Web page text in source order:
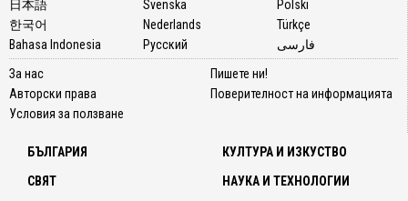
日本語
한국어
Bahasa Indonesia
Svenska
Nederlands
Русский
Polski
Türkçe
فارسی
За нас
Авторски права
Условия за ползване
Пишете ни!
Поверителност на информацията
БЪЛГАРИЯ
СВЯТ
КУЛТУРА И ИЗКУСТВО
НАУКА И ТЕХНОЛОГИИ